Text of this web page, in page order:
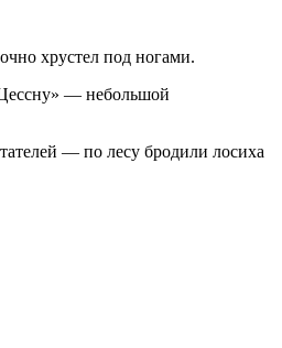
хрустел под ногами.
— небольшой
— по лесу бродили лосиха